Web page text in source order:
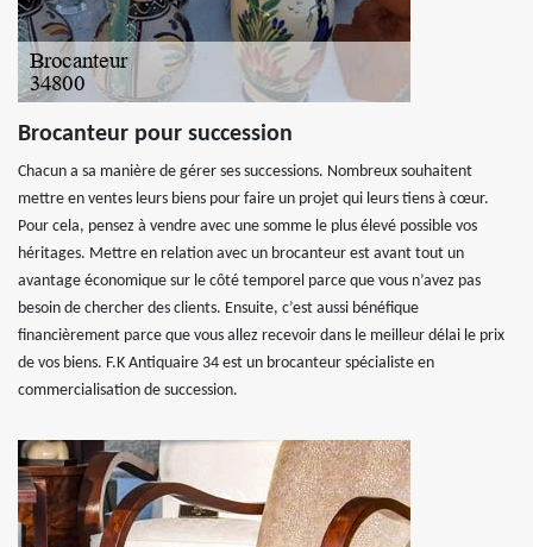
Brocanteur pour succession
Chacun a sa manière de gérer ses successions. Nombreux souhaitent
mettre en ventes leurs biens pour faire un projet qui leurs tiens à cœur.
Pour cela, pensez à vendre avec une somme le plus élevé possible vos
héritages. Mettre en relation avec un brocanteur est avant tout un
avantage économique sur le côté temporel parce que vous n’avez pas
besoin de chercher des clients. Ensuite, c’est aussi bénéfique
financièrement parce que vous allez recevoir dans le meilleur délai le prix
de vos biens. F.K Antiquaire 34 est un brocanteur spécialiste en
commercialisation de succession.